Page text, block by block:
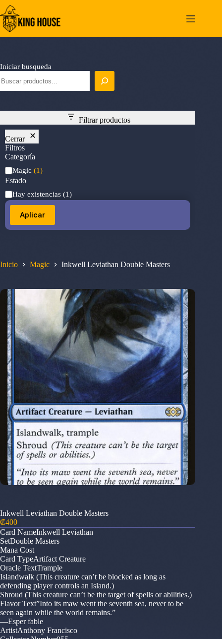
Saltar
al
contenido
Inicio Magic Inkwell Leviathan Double Masters
Inkwell Leviathan Double Masters
₡400
Card NameInkwell Leviathan
SetDouble Masters
Mana Cost
Card TypeArtifact Creature
Oracle TextTrample
Islandwalk (This creature can’t be blocked as long as
defending player controls an Island.)
Shroud (This creature can’t be the target of spells or abilities.)
Flavor Text”Into its maw went the seventh sea, never to be
seen again while the world remains.”
—Esper fable
ArtistAnthony Francisco
Iniciar busqueda
Filtrar productos
Cerrar
Filtros
Categoría
Categoría
Magic (1)
Estado
Estado
Hay existencias (1)
Aplicar